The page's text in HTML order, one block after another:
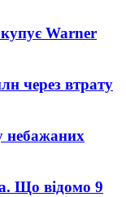
Warner
через втрату
небажаних
Що відомо 9